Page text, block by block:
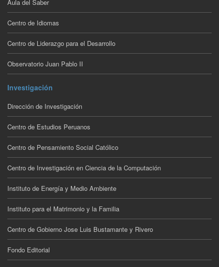
Aula del Saber
Centro de Idiomas
Centro de Liderazgo para el Desarrollo
Observatorio Juan Pablo II
Investigación
Dirección de Investigación
Centro de Estudios Peruanos
Centro de Pensamiento Social Católico
Centro de Investigación en Ciencia de la Computación
Instituto de Energía y Medio Ambiente
Instituto para el Matrimonio y la Familia
Centro de Gobierno Jose Luis Bustamante y Rivero
Fondo Editorial